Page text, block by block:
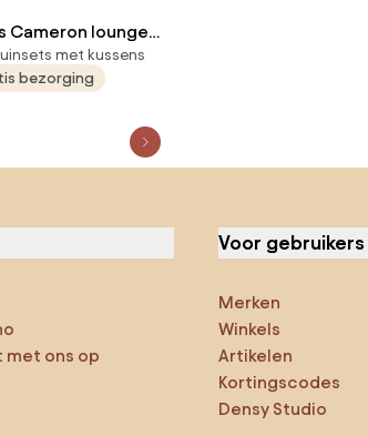
Cameron lounge
- valley sand
met kussens
bezorging
met ons op
Voor gebruikers
Merken
Winkels
Artikelen
Kortingscodes
Densy Studio